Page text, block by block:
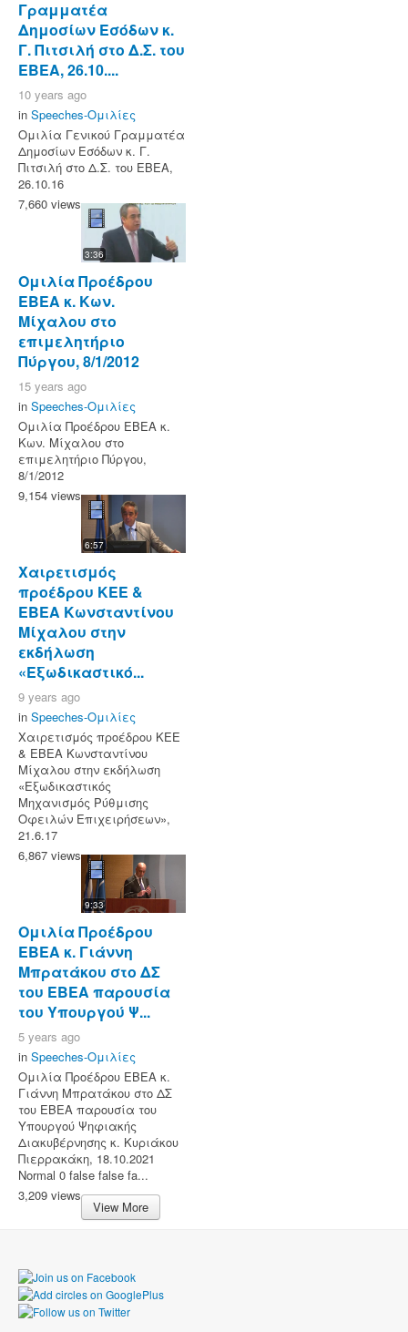
Γραμματέα
Δημοσίων Εσόδων κ.
Γ. Πιτσιλή στο Δ.Σ. του
ΕΒΕΑ, 26.10....
10 years ago
in Speeches-Ομιλίες
Ομιλία Γενικού Γραμματέα
Δημοσίων Εσόδων κ. Γ.
Πιτσιλή στο Δ.Σ. του ΕΒΕΑ,
26.10.16
7,660 views
3:36
Ομιλία Προέδρου
ΕΒΕΑ κ. Κων.
Μίχαλου στο
επιμελητήριο
Πύργου, 8/1/2012
15 years ago
in Speeches-Ομιλίες
Ομιλία Προέδρου ΕΒΕΑ κ.
Κων. Μίχαλου στο
επιμελητήριο Πύργου,
8/1/2012
9,154 views
6:57
Χαιρετισμός
προέδρου ΚΕΕ &
ΕΒΕΑ Κωνσταντίνου
Μίχαλου στην
εκδήλωση
«Εξωδικαστικό...
9 years ago
in Speeches-Ομιλίες
Χαιρετισμός προέδρου ΚΕΕ
& ΕΒΕΑ Κωνσταντίνου
Μίχαλου στην εκδήλωση
«Εξωδικαστικός
Μηχανισμός Ρύθμισης
Οφειλών Επιχειρήσεων»,
21.6.17
6,867 views
9:33
Ομιλία Προέδρου
ΕΒΕΑ κ. Γιάννη
Μπρατάκου στο ΔΣ
του ΕΒΕΑ παρουσία
του Υπουργού Ψ...
5 years ago
in Speeches-Ομιλίες
Ομιλία Προέδρου ΕΒΕΑ κ.
Γιάννη Μπρατάκου στο ΔΣ
του ΕΒΕΑ παρουσία του
Υπουργού Ψηφιακής
Διακυβέρνησης κ. Κυριάκου
Πιερρακάκη, 18.10.2021
Normal 0 false false fa...
3,209 views
View More